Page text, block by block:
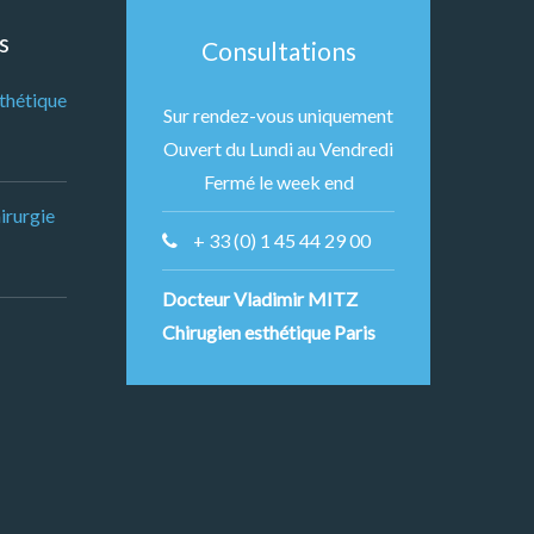
Consultations
Sur rendez-vous uniquement
Ouvert du Lundi au Vendredi
Fermé le week end
+ 33 (0) 1 45 44 29 00
Docteur Vladimir MITZ
Chirugien esthétique Paris